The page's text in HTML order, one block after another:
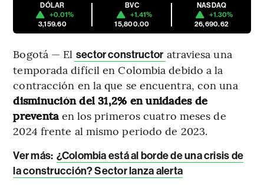
DÓLAR
+0.01%
3,159.60
BVC
+1.41%
15,800.00
NASDAQ
+1.30%
26,690.62
Bogotá — El sector constructor atraviesa una
temporada difícil en Colombia debido a la
contracción en la que se encuentra, con una
disminución del 31,2% en unidades de
preventa en los primeros cuatro meses de
2024 frente al mismo periodo de 2023.
Ver más: ¿Colombia está al borde de una crisis de
la construcción? Sector lanza alerta